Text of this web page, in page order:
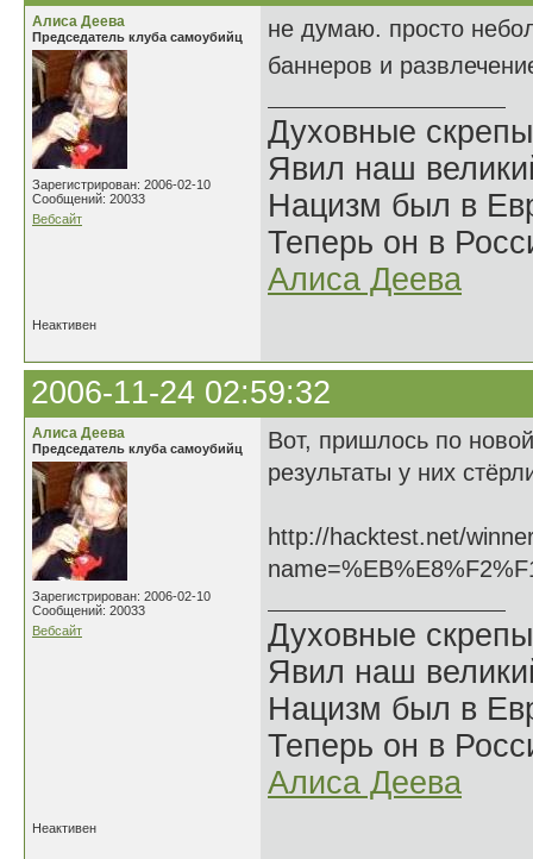
Алиса Деева
Председатель клуба самоубийц
Зарегистрирован: 2006-02-10
Сообщений: 20033
Вебсайт
не думаю. просто
баннеров и
Духовные
Явил наш
Нацизм был в
Теперь он в
Алиса Деева
Неактивен
2006-11-24 02:59:32
Алиса Деева
Председатель клуба самоубийц
Зарегистрирован: 2006-02-10
Сообщений: 20033
Вебсайт
Вот, пришлось по
результаты у них
http://hacktest.net/
Духовные
Явил наш
Нацизм был в
Теперь он в
Алиса Деева
Неактивен